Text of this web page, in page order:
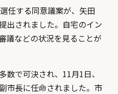
任する同意議案が、矢田
出されました。自宅のイン
議などの状況を見ることが
数で可決され、11月1日、
市長に任命されました。市